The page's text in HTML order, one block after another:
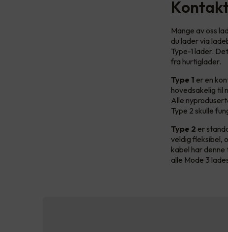
Mange av oss
du lader via
Type-1 lader.
fra hurtiglader.
Type 1 er en
hovedsakelig til
Alle
Type 2 skulle
Type 2 er
veldig fleksibel,
kabel har
alle Mode 3